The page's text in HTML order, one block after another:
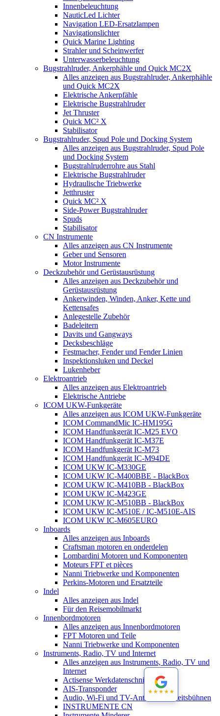
Innenbeleuchtung
NauticLed Lichter
Navigation LED-Ersatzlampen
Navigationslichter
Quick Marine Lighting
Strahler und Scheinwerfer
Unterwasserbeleuchtung
Bugstrahlruder, Ankerphähle und Quick MC2X
Alles anzeigen aus Bugstrahlruder, Ankerphähle
und Quick MC2X
Elektrische Ankerpfähle
Elektrische Bugstrahlruder
Jet Thruster
Quick MC² X
Stabilisator
Bugstrahlruder, Spud Pole und Docking System
Alles anzeigen aus Bugstrahlruder, Spud Pole
und Docking System
Bugstrahlruderrohre aus Stahl
Elektrische Bugstrahlruder
Hydraulische Triebwerke
Jetthruster
Quick MC² X
Side-Power Bugstrahlruder
Spuds
Stabilisator
CN Instrumente
Alles anzeigen aus CN Instrumente
Geber und Sensoren
Motor Instrumente
Deckzubehör und Gerüstausrüstung
Alles anzeigen aus Deckzubehör und
Gerüstausrüstung
Ankerwinden, Winden, Anker, Kette und
Kettensafes
Anlegestelle Zubehör
Badeleitern
Davits und Gangways
Decksbeschläge
Festmacher, Fender und Fender Linien
Inspektionsluken und Deckel
Lukenheber
Elektroantrieb
Alles anzeigen aus Elektroantrieb
Elektrische Antriebe
ICOM UKW-Funkgeräte
Alles anzeigen aus ICOM UKW-Funkgeräte
ICOM CommandMic IC-HM195G
ICOM Handfunkgerät IC-M25 EVO
ICOM Handfunkgerät IC-M37E
ICOM Handfunkgerät IC-M73
ICOM Handfunkgerät IC-M94DE
ICOM UKW IC-M330GE
ICOM UKW IC-M400BBE - BlackBox
ICOM UKW IC-M410BB - BlackBox
ICOM UKW IC-M423GE
ICOM UKW IC-M510BB - BlackBox
ICOM UKW IC-M510E / IC-M510E-AIS
ICOM UKW IC-M605EURO
Inboards
Alles anzeigen aus Inboards
Craftsman motoren en onderdelen
Lombardini Motoren und Komponenten
Moteurs FPT et pièces
Nanni Triebwerke und Komponenten
Perkins-Motoren und Ersatzteile
Indel
Alles anzeigen aus Indel
Für den Reisemobilmarkt
Innenbordmotoren
Alles anzeigen aus Innenbordmotoren
FPT Motoren und Teile
Nanni Triebwerke und Komponenten
Instruments, Radio, TV und Internet
Alles anzeigen aus Instruments, Radio, TV und
Internet
Actisense Werkdatenschnitt
AIS-Transponder
Audio, Wi-Fi und TV-Antennen-Arbeitsbühnen
INSTRUMENTE CN
★★★★★
★★★★★